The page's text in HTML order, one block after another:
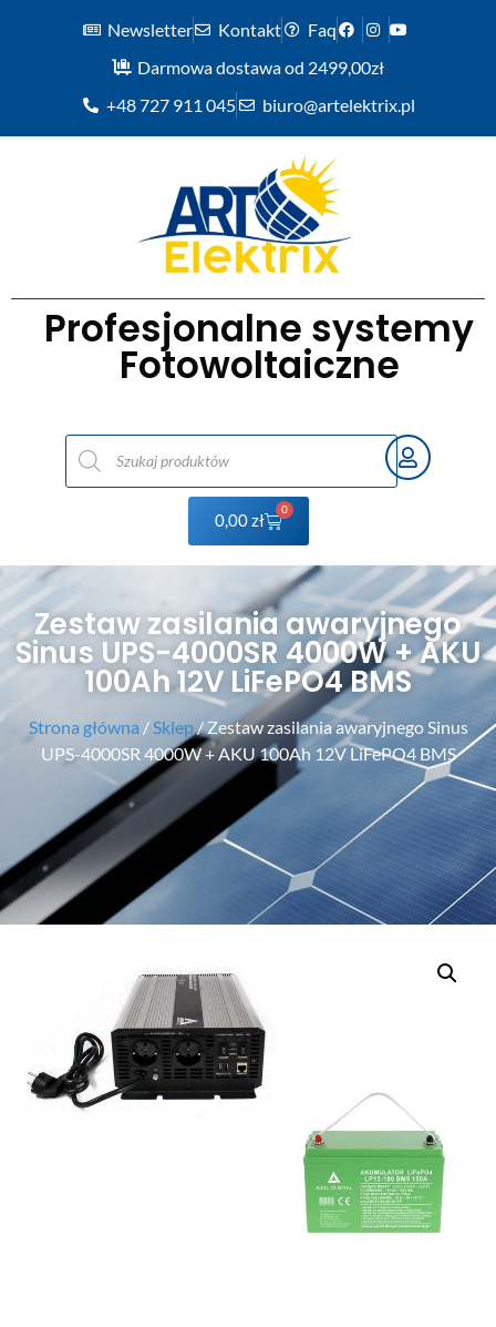
Newsletter Kontakt
Faq
Darmowa dostawa od 2499,00zł
+48 727 911 045
biuro@artelektrix.pl
Profesjonalne systemy
Fotowoltaiczne
0,00zł
0
Zestaw zasilania awaryjnego
Sinus UPS-4000SR 4000W + AKU
100Ah 12V LiFePO4 BMS
Strona główna / Sklep/ Zestaw zasilania awaryjnego Sinus
UPS-4000SR 4000W + AKU 100Ah 12V LiFePO4 BMS